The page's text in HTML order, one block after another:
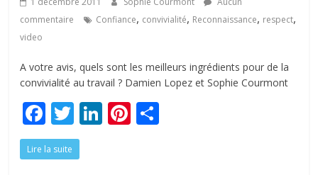
commentaire
Confiance, convivialité, Reconnaissance, respect,
video
A votre avis, quels sont les meilleurs ingrédients pour de la
convivialité au travail ? Damien Lopez et Sophie Courmont
F
ac
e
T
w
itt
Li Pi
Lire la suite